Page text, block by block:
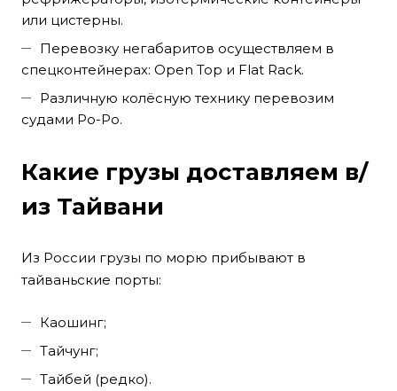
или цистерны.
Перевозку негабаритов осуществляем в
спецконтейнерах: Open Top и Flat Rack.
Различную колёсную технику перевозим
судами Ро-Ро.
Какие грузы доставляем в/
из Тайвани
Из России грузы по морю прибывают в
тайваньские порты:
Каошинг;
Тайчунг;
Тайбей (редко).